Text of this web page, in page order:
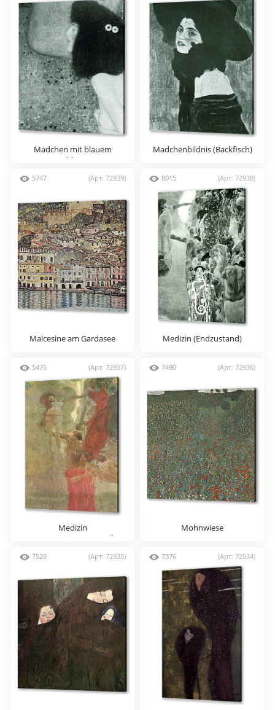
Madchen mit blauem
Schleier
Madchenbildnis (Backfisch)
5747 (Арт: 72939)
Malcesine am Gardasee
8015 (Арт: 72938)
Medizin (Endzustand)
5475 (Арт: 72937)
Medizin
(Kompositionsentwurf)
7490 (Арт: 72936)
Mohnwiese
7528 (Арт: 72935) 7376 (Арт: 72934)